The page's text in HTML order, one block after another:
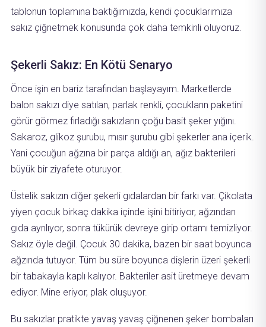
tablonun toplamına baktığımızda, kendi çocuklarımıza
sakız çiğnetmek konusunda çok daha temkinli oluyoruz.
Şekerli Sakız: En Kötü Senaryo
Önce işin en bariz tarafından başlayayım. Marketlerde
balon sakızı diye satılan, parlak renkli, çocukların paketini
görür görmez fırladığı sakızların çoğu basit şeker yığını.
Sakaroz, glikoz şurubu, mısır şurubu gibi şekerler ana içerik.
Yani çocuğun ağzına bir parça aldığı an, ağız bakterileri
büyük bir ziyafete oturuyor.
Üstelik sakızın diğer şekerli gıdalardan bir farkı var. Çikolata
yiyen çocuk birkaç dakika içinde işini bitiriyor, ağzından
gıda ayrılıyor, sonra tükürük devreye girip ortamı temizliyor.
Sakız öyle değil. Çocuk 30 dakika, bazen bir saat boyunca
ağzında tutuyor. Tüm bu süre boyunca dişlerin üzeri şekerli
bir tabakayla kaplı kalıyor. Bakteriler asit üretmeye devam
ediyor. Mine eriyor, plak oluşuyor.
Bu sakızlar pratikte yavaş yavaş çiğnenen şeker bombaları